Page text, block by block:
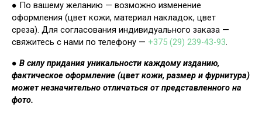
● По вашему желанию — возможно изменение
оформления (цвет кожи, материал накладок, цвет
среза). Для согласования индивидуального заказа —
свяжитесь с нами по телефону — +375 (29) 239-43-93.
● В силу придания уникальности каждому изданию,
фактическое оформление (цвет кожи, размер и фурнитура)
может незначительно отличаться от представленного на
фото.